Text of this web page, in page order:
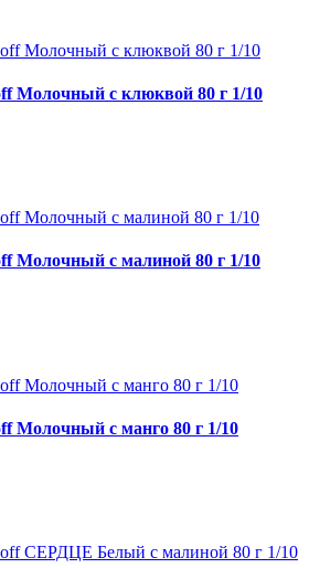
Молочный с клюквой 80 г 1/10
Молочный с малиной 80 г 1/10
Молочный с манго 80 г 1/10